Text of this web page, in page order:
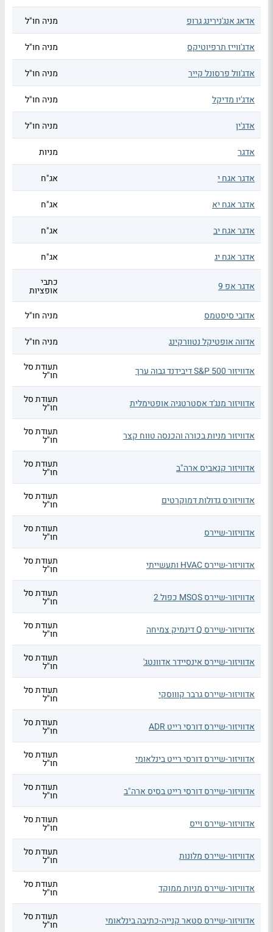
אדאג אנג'נירינג גרופ מניה חו"ל
אדג'ווייז תרפיוטיקס מניה חו"ל
אדג'וול פרסונל קייר מניה חו"ל
אדג'יו מדיקל מניה חו"ל
אדג'ין מניה חו"ל
אדגר מניות
אדגר אגח י אג"ח
אדגר אגח יא אג"ח
אדגר אגח יב אג"ח
אדגר אגח יג אג"ח
אדגר אפ 9 כתבי
אופציות
אדובי סיסטמס
מניה חו"ל
אדווה אופטיקל נטוורקינג מניה חו"ל
אדוויזור S&P 500 דיבידנד גבוה ערך תעודת סל
חו"ל
אדוויזור מנג'ד אסטרטגיה אופטימלית תעודת סל
חו"ל
אדוויזור מניות בכורה והכנסה טווח קצר תעודת סל
חו"ל
אדוויזור קנאביס ארה"ב תעודת סל
חו"ל
אדוויזורס גדולות דמוקרטים תעודת סל
חו"ל
אדוויזור-שיירס תעודת סל
חו"ל
אדוויזור-שיירס HVAC ותעשייתי תעודת סל
חו"ל
אדוויזור-שיירס MSOS כפול 2 תעודת סל
חו"ל
אדוויזור-שיירס Q דינמיק צמיחה תעודת סל
חו"ל
אדוויזור-שיירס אינסיידר אדוונטג' תעודת סל
חו"ל
אדוויזור-שיירס גרבר קוווסקי תעודת סל
חו"ל
אדוויזור-שיירס דורסי רייט ADR תעודת סל
חו"ל
אדוויזור-שיירס דורסי רייט בינלאומי תעודת סל
חו"ל
אדוויזור-שיירס דורסי רייט בסיס ארה"ב תעודת סל
חו"ל
אדוויזור-שיירס וייס תעודת סל
חו"ל
אדוויזור-שיירס מלונות תעודת סל
חו"ל
אדוויזור-שיירס מניות ממוקד תעודת סל
חו"ל
אדוויזור-שיירס סטאר קנייה-כתיבה בינלאומי תעודת סל
חו"ל